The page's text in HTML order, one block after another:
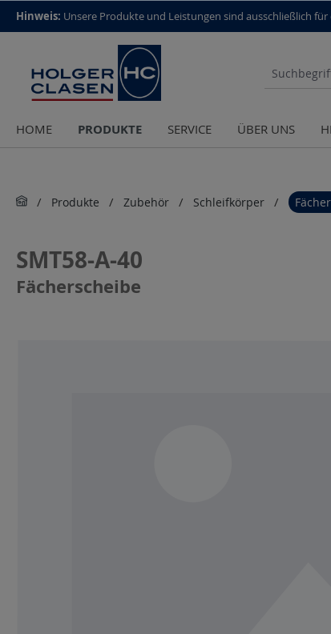
top scroll helper
Hinweis: Unsere Produkte und Leistungen sind aus­schließlich
HOME PRODUKTE SERVICE ÜBER UNS
Produkte Zubehör Schleifkörper
SMT58-A-40
Fächerscheibe